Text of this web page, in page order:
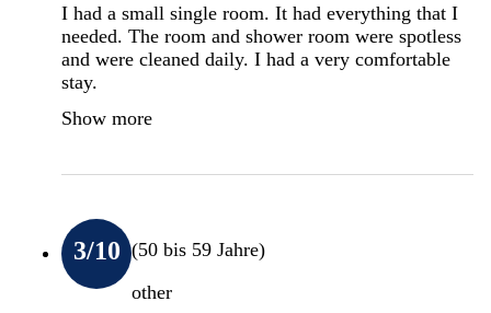
I had a small single room. It had everything that I
needed. The room and shower room were spotless
and were cleaned daily. I had a very comfortable
stay.
Show more
3/10 (50 bis 59 Jahre)
other